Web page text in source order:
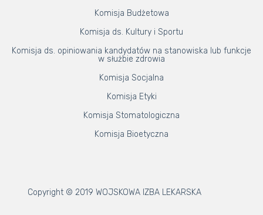
Komisja Budżetowa
Komisja ds. Kultury i Sportu
Komisja ds. opiniowania kandydatów na stanowiska lub funkcje
w służbie zdrowia
Komisja Socjalna
Komisja Etyki
Komisja Stomatologiczna
Komisja Bioetyczna
Copyright © 2019 WOJSKOWA IZBA LEKARSKA